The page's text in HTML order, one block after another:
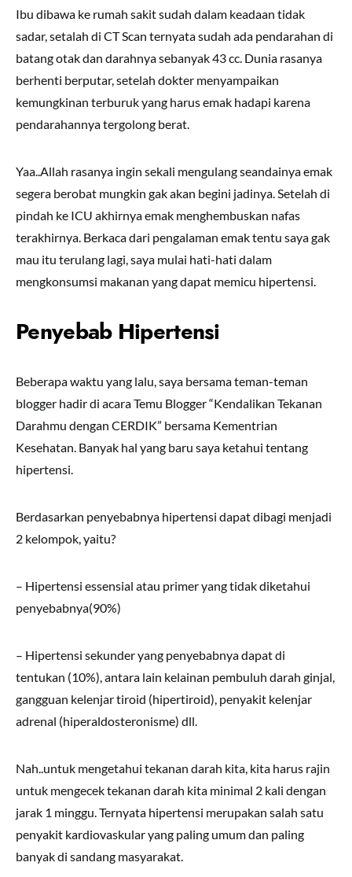
Ibu dibawa ke rumah sakit sudah dalam keadaan tidak
sadar, setalah di CT Scan ternyata sudah ada pendarahan di
batang otak dan darahnya sebanyak 43 cc. Dunia rasanya
berhenti berputar, setelah dokter menyampaikan
kemungkinan terburuk yang harus emak hadapi karena
pendarahannya tergolong berat.
Yaa..Allah rasanya ingin sekali mengulang seandainya emak
segera berobat mungkin gak akan begini jadinya. Setelah di
pindah ke ICU akhirnya emak menghembuskan nafas
terakhirnya. Berkaca dari pengalaman emak tentu saya gak
mau itu terulang lagi, saya mulai hati-hati dalam
mengkonsumsi makanan yang dapat memicu hipertensi.
Penyebab Hipertensi
Beberapa waktu yang lalu, saya bersama teman-teman
blogger hadir di acara Temu Blogger “Kendalikan Tekanan
Darahmu dengan CERDIK” bersama Kementrian
Kesehatan. Banyak hal yang baru saya ketahui tentang
hipertensi.
Berdasarkan penyebabnya hipertensi dapat dibagi menjadi
2 kelompok, yaitu?
– Hipertensi essensial atau primer yang tidak diketahui
penyebabnya(90%)
– Hipertensi sekunder yang penyebabnya dapat di
tentukan (10%), antara lain kelainan pembuluh darah ginjal,
gangguan kelenjar tiroid (hipertiroid), penyakit kelenjar
adrenal (hiperaldosteronisme) dll.
Nah..untuk mengetahui tekanan darah kita, kita harus rajin
untuk mengecek tekanan darah kita minimal 2 kali dengan
jarak 1 minggu. Ternyata hipertensi merupakan salah satu
penyakit kardiovaskular yang paling umum dan paling
banyak di sandang masyarakat.